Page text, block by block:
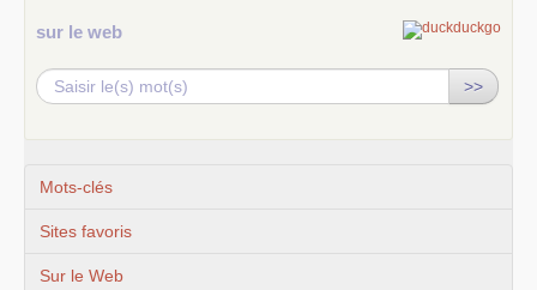
sur le web
>>
Mots-clés
Sites favoris
Sur le Web